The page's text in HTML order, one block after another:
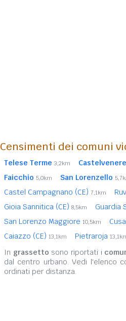
Censimenti dei comuni
Telese Terme 3,2km Castelvenere
Faicchio 5,0km San Lorenzello
Castel Campagnano (CE) 7,1km
Gioia Sannitica (CE) 8,5km Guardia
San Lorenzo Maggiore 10,5km
Caiazzo (CE) 13,1km Pietraroja
In grassetto sono riportati i
dal centro urbano. Vedi l'elenco
ordinati per distanza.